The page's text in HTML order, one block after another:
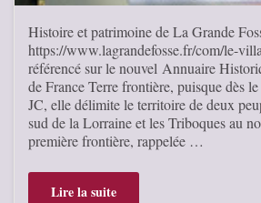
Histoire et patrimoine de La Grande
https://www.lagrandefosse.fr/com/le-
référencé sur le nouvel Annuaire
de France Terre frontière, puisque dès
JC, elle délimite le territoire de deux
sud de la Lorraine et les Triboques au
première frontière, rappelée …
Lire la suite